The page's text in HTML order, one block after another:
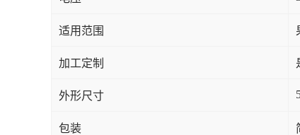
适用范围
加工定制
外形尺寸
包装